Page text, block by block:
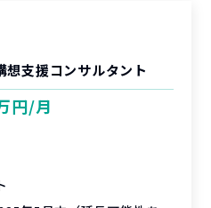
支援コンサルタント
円/月